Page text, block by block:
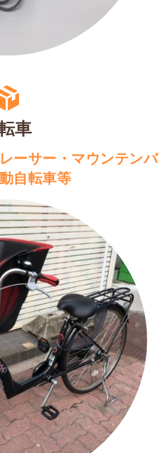
車
ーサー・マウンテンバ
自転車等